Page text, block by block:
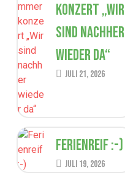
konzert „Wir
sind nachher
wieder da“
Juli 21, 2026
Ferienreif :-)
Juli 19, 2026